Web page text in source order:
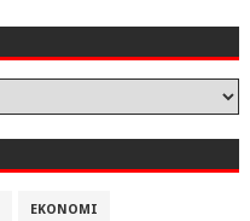
EKONOMI